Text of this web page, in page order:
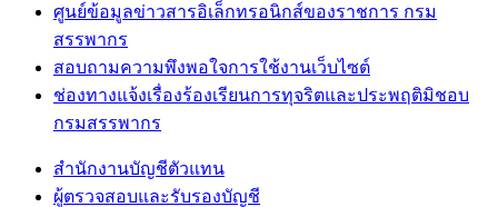
ศูนย์ข้อมูลข่าวสารอิเล็กทรอนิกส์ของราชการ กรม
สรรพากร
สอบถามความพึงพอใจการใช้งานเว็บไซต์
ช่องทางแจ้งเรื่องร้องเรียนการทุจริตและประพฤติมิชอบ
กรมสรรพากร
สำนักงานบัญชีตัวแทน
ผู้ตรวจสอบและรับรองบัญชี